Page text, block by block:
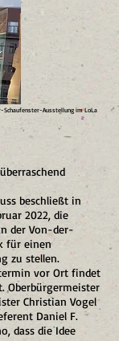
Ausstellung im LoLa
beschließt in
2022, die
der Von-der-
für einen
zu stellen.
vor Ort findet
Oberbürgermeister
Christian Vogel
Daniel F.
dass die Idee